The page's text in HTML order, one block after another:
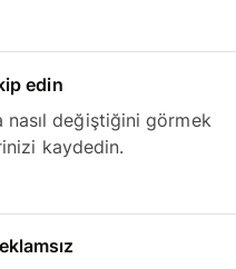
edin
değiştiğini görmek
kaydedin.